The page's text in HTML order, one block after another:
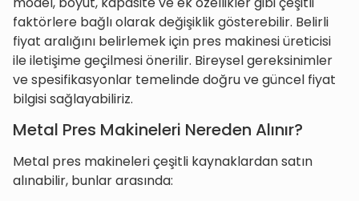
faktörlere bağlı olarak değişiklik gösterebilir. Belirli
fiyat aralığını belirlemek için pres makinesi üreticisi
ile iletişime geçilmesi önerilir. Bireysel gereksinimler
ve spesifikasyonlar temelinde doğru ve güncel fiyat
bilgisi sağlayabiliriz.
Metal Pres Makineleri Nereden Alınır?
Metal pres makineleri çeşitli kaynaklardan satın
alınabilir, bunlar arasında: